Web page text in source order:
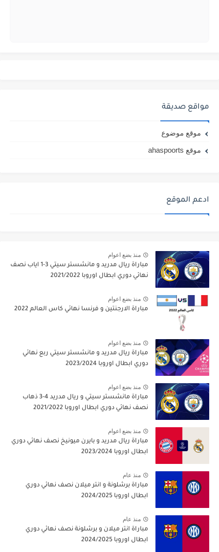
مواقع صديقة
موقع موضوع
موقع ahaspoorts
ادعم الموقع
منذ بضع اعوام
مباراة ريال مدريد و مانشستر سيتي 3-1 اياب نصف
نهائي دوري ابطال اوروبا 2021/2022
منذ بضع اعوام
مباراة الارجنتين و فرنسا نهائي كاس العالم 2022
منذ بضع اعوام
مباراة ريال مدريد و مانشستر سيتي ربع نهائي
دوري ابطال اوروبا 2023/2024
منذ بضع اعوام
مباراة مانشستر سيتي و ريال مدريد 4-3 ذهاب
نصف نهائي دوري ابطال اوروبا 2021/2022
منذ بضع اعوام
مباراة ريال مدريد و بايرن ميونيخ نصف نهائي دوري
ابطال اوروبا 2023/2024
منذ عام
مباراة برشلونة و انتر ميلان نصف نهائي دوري
ابطال اوروبا 2024/2025
منذ عام
مباراة انتر ميلان و برشلونة نصف نهائي دوري
ابطال اوروبا 2024/2025